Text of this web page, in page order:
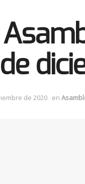
de 2020 en